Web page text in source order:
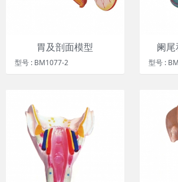
胃及剖面模型
型号 : BM1077-2
阑
型号 :